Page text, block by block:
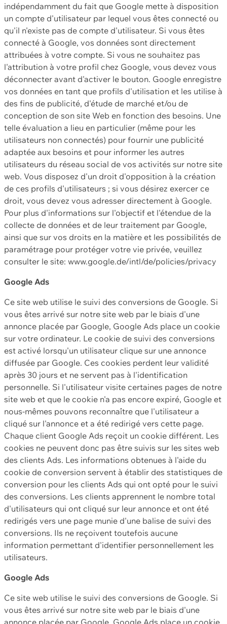
indépendamment du fait que Google mette à disposition
un compte d'utilisateur par lequel vous êtes connecté ou
qu'il n'existe pas de compte d'utilisateur. Si vous êtes
connecté à Google, vos données sont directement
attribuées à votre compte. Si vous ne souhaitez pas
l'attribution à votre profil chez Google, vous devez vous
déconnecter avant d'activer le bouton. Google enregistre
vos données en tant que profils d'utilisation et les utilise à
des fins de publicité, d'étude de marché et/ou de
conception de son site Web en fonction des besoins. Une
telle évaluation a lieu en particulier (même pour les
utilisateurs non connectés) pour fournir une publicité
adaptée aux besoins et pour informer les autres
utilisateurs du réseau social de vos activités sur notre site
web. Vous disposez d'un droit d'opposition à la création
de ces profils d'utilisateurs ; si vous désirez exercer ce
droit, vous devez vous adresser directement à Google.
Pour plus d'informations sur l'objectif et l'étendue de la
collecte de données et de leur traitement par Google,
ainsi que sur vos droits en la matière et les possibilités de
paramétrage pour protéger votre vie privée, veuillez
consulter le site: www.google.de/intl/de/policies/privacy
Google Ads
Ce site web utilise le suivi des conversions de Google. Si
vous êtes arrivé sur notre site web par le biais d'une
annonce placée par Google, Google Ads place un cookie
sur votre ordinateur. Le cookie de suivi des conversions
est activé lorsqu'un utilisateur clique sur une annonce
diffusée par Google. Ces cookies perdent leur validité
après 30 jours et ne servent pas à l'identification
personnelle. Si l'utilisateur visite certaines pages de notre
site web et que le cookie n'a pas encore expiré, Google et
nous-mêmes pouvons reconnaître que l'utilisateur a
cliqué sur l'annonce et a été redirigé vers cette page.
Chaque client Google Ads reçoit un cookie différent. Les
cookies ne peuvent donc pas être suivis sur les sites web
des clients Ads. Les informations obtenues à l'aide du
cookie de conversion servent à établir des statistiques de
conversion pour les clients Ads qui ont opté pour le suivi
des conversions. Les clients apprennent le nombre total
d'utilisateurs qui ont cliqué sur leur annonce et ont été
redirigés vers une page munie d'une balise de suivi des
conversions. Ils ne reçoivent toutefois aucune
information permettant d'identifier personnellement les
utilisateurs.
Google Ads
Ce site web utilise le suivi des conversions de Google. Si
vous êtes arrivé sur notre site web par le biais d'une